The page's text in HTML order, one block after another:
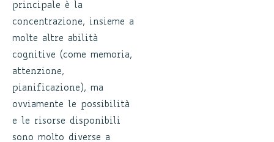
principale è la
concentrazione, insieme a
molte altre abilità
cognitive (come memoria,
attenzione,
pianificazione), ma
ovviamente le possibilità
e le risorse disponibili
sono molto diverse a